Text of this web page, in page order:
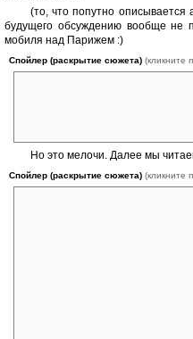
(то, что попутно описывается
будущего обсуждению вообще
мобиля над Парижем :)
Спойлер (раскрытие сюжета) (кликните
Но это мелочи. Далее мы
Спойлер (раскрытие сюжета) (кликните